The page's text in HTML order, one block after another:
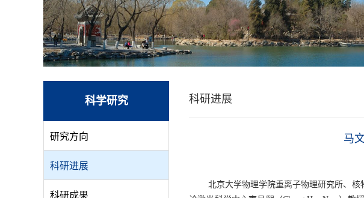
科学研究
研究方向
科研进展
科研成果
科研进展
马
北京大学物理学院重离子物理研究所、